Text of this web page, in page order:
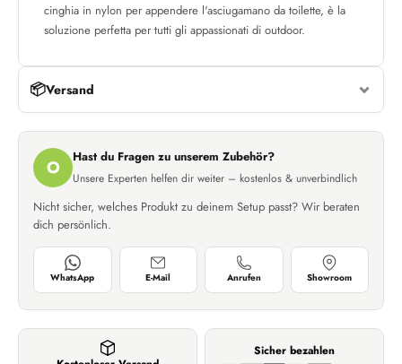
cinghia in nylon per appendere l'asciugamano da toilette, è la
soluzione perfetta per tutti gli appassionati di outdoor.
📦Versand
O Hast du Fragen zu unserem Zubehör?
Unsere Experten helfen dir weiter – kostenlos & unverbindlich
Nicht sicher, welches Produkt zu deinem Setup passt? Wir beraten
dich persönlich.
WhatsApp E-Mail Anrufen Showroom
Sicher bezahlen